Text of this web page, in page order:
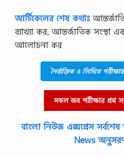
আর্টিকেলের শেষ কথাঃ
ব্যাখ্যা কর, আন্তর্জাতিক সংস্থা
আলোচনা কর
নৈর্ব্যক্তিক ও লিখিত
সকল জব পরীক্ষার প্রশ্ন
বাংলা নিউজ এক্সপ্রেস
News